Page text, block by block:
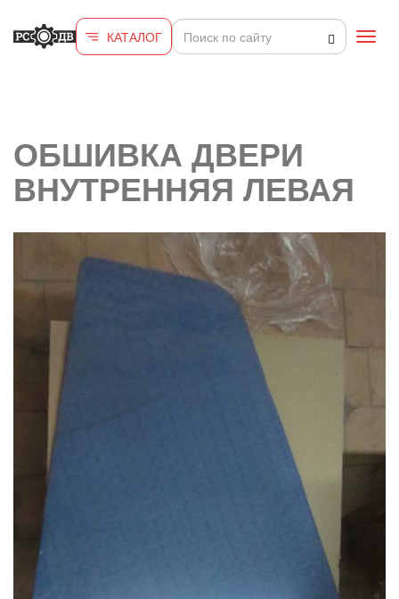
КАТАЛОГ
ОБШИВКА ДВЕРИ
ВНУТРЕННЯЯ ЛЕВАЯ